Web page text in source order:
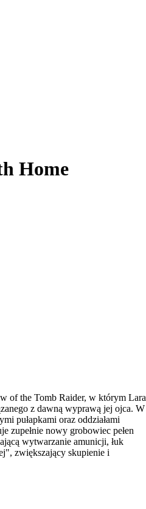
Home
of the Tomb Raider, w którym Lara
z dawną wyprawą jej ojca. W
pułapkami oraz oddziałami
zupełnie nowy grobowiec pełen
wytwarzanie amunicji, łuk
zwiększający skupienie i